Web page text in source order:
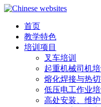
首页
教学特色
培训项目
叉车培训
起重机械司机培
熔化焊接与热
低压电工作业培
高处安装、维